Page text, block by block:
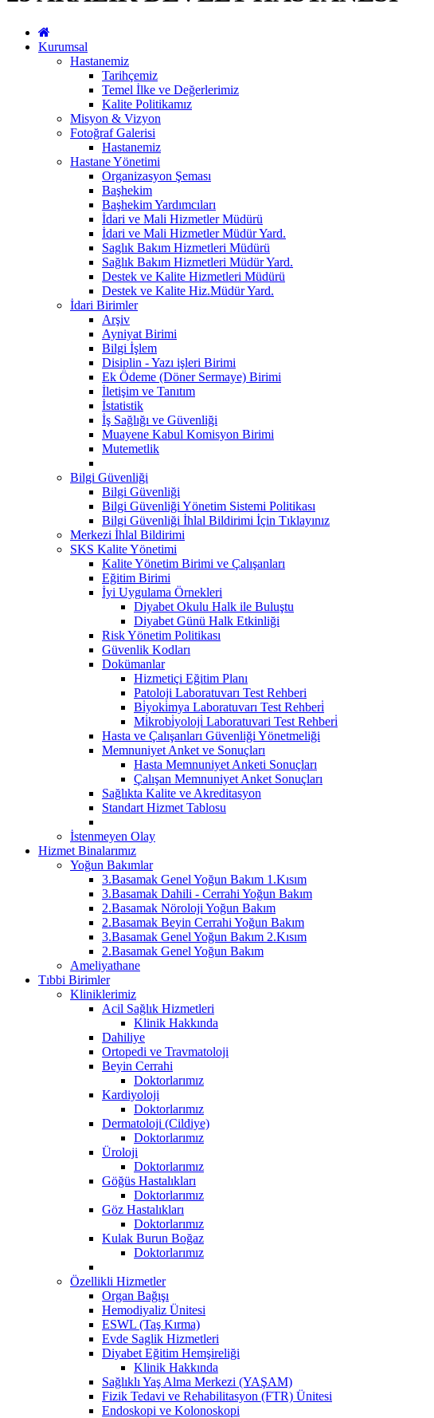
Kurumsal
Hastanemiz
Tarihçemiz
Temel İlke ve Değerlerimiz
Kalite Politikamız
Misyon & Vizyon
Fotoğraf Galerisi
Hastanemiz
Hastane Yönetimi
Organizasyon Şeması
Başhekim
Başhekim Yardımcıları
İdari ve Mali Hizmetler Müdürü
İdari ve Mali Hizmetler Müdür Yard.
Saglık Bakım Hizmetleri Müdürü
Sağlık Bakım Hizmetleri Müdür Yard.
Destek ve Kalite Hizmetleri Müdürü
Destek ve Kalite Hiz.Müdür Yard.
İdari Birimler
Arşiv
Ayniyat Birimi
Bilgi İşlem
Disiplin - Yazı işleri Birimi
Ek Ödeme (Döner Sermaye) Birimi
İletişim ve Tanıtım
İstatistik
İş Sağlığı ve Güvenliği
Muayene Kabul Komisyon Birimi
Mutemetlik
Bilgi Güvenliği
Bilgi Güvenliği
Bilgi Güvenliği Yönetim Sistemi Politikası
Bilgi Güvenliği İhlal Bildirimi İçin Tıklayınız
Merkezi İhlal Bildirimi
SKS Kalite Yönetimi
Kalite Yönetim Birimi ve Çalışanları
Eğitim Birimi
İyi Uygulama Örnekleri
Diyabet Okulu Halk ile Buluştu
Diyabet Günü Halk Etkinliği
Risk Yönetim Politikası
Güvenlik Kodları
Dokümanlar
Hizmetiçi Eğitim Planı
Patoloji Laboratuvarı Test Rehberi
Bi̇yoki̇mya Laboratuvarı Test Rehberi̇
Mi̇krobi̇yoloji̇ Laboratuvari Test Rehberi̇
Hasta ve Çalışanları Güvenliği Yönetmeliği
Memnuniyet Anket ve Sonuçları
Hasta Memnuniyet Anketi Sonuçları
Çalışan Memnuniyet Anket Sonuçları
Sağlıkta Kalite ve Akreditasyon
Standart Hizmet Tablosu
İstenmeyen Olay
Hizmet Binalarımız
Yoğun Bakımlar
3.Basamak Genel Yoğun Bakım 1.Kısım
3.Basamak Dahili - Cerrahi Yoğun Bakım
2.Basamak Nöroloji Yoğun Bakım
2.Basamak Beyin Cerrahi Yoğun Bakım
3.Basamak Genel Yoğun Bakım 2.Kısım
2.Basamak Genel Yoğun Bakım
Ameliyathane
Tıbbi Birimler
Kliniklerimiz
Acil Sağlık Hizmetleri
Klinik Hakkında
Dahiliye
Ortopedi ve Travmatoloji
Beyin Cerrahi
Doktorlarımız
Kardiyoloji
Doktorlarımız
Dermatoloji (Cildiye)
Doktorlarımız
Üroloji
Doktorlarımız
Göğüs Hastalıkları
Doktorlarımız
Göz Hastalıkları
Doktorlarımız
Kulak Burun Boğaz
Doktorlarımız
Özellikli Hizmetler
Organ Bağışı
Hemodiyaliz Ünitesi
ESWL (Taş Kırma)
Evde Saglik Hizmetleri
Diyabet Eğitim Hemşireliği
Klinik Hakkında
Sağlıklı Yaş Alma Merkezi (YAŞAM)
Fizik Tedavi ve Rehabilitasyon (FTR) Ünitesi
Endoskopi ve Kolonoskopi